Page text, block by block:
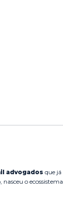
advogados que já
o ecossistema